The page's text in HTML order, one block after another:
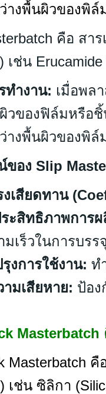
างพื้นผิวของพิล์
คือ ส
เช่น
ทำงาน: เมื่อพล
วของฟิล์มหรือ
างพื้นผิวของพิล์
ของ Slip
งเสียดทาน
ะสิทธิภาพการ
มเร็วในการบร
งการใช้งาน: ท
มเสียหาย: ป้อ
Masterbatch
Masterbatch
เช่น ซิลิกา